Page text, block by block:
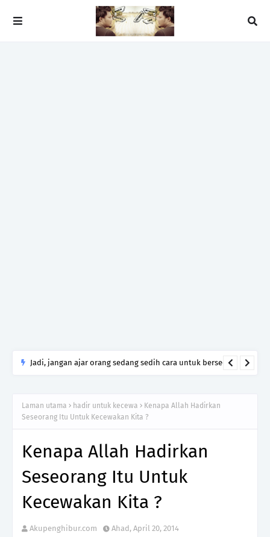
Jadi, jangan ajar orang sedang sedih cara untuk bersedih.
Laman utama hadir untuk kecewa
Kenapa Allah Hadirkan
Seseorang Itu Untuk Kecewakan Kita ?
Kenapa Allah Hadirkan
Seseorang Itu Untuk
Kecewakan Kita ?
Akupenghibur.com Ahad, April 20, 2014